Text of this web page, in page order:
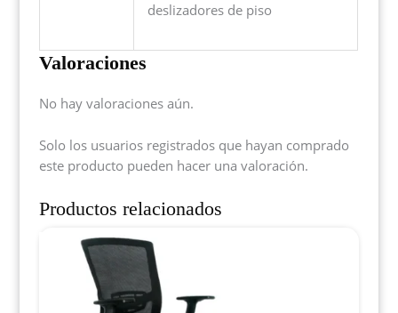
deslizadores de piso
Valoraciones
No hay valoraciones aún.
Solo los usuarios registrados que hayan comprado
este producto pueden hacer una valoración.
Productos relacionados